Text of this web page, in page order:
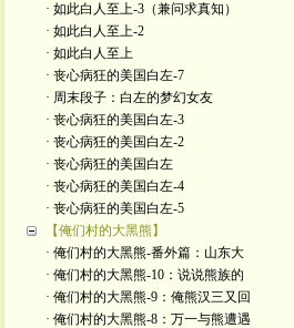
· 如此白人至上-3（兼问求真知）
· 如此白人至上-2
· 如此白人至上
· 丧心病狂的美国白左-7
· 周末段子：白左的梦幻女友
· 丧心病狂的美国白左-3
· 丧心病狂的美国白左-2
· 丧心病狂的美国白左
· 丧心病狂的美国白左-4
· 丧心病狂的美国白左-5
【俺们村的大黑熊】
· 俺们村的大黑熊-番外篇：山东大
· 俺们村的大黑熊-10：说说熊族的
· 俺们村的大黑熊-9：俺熊汉三又回
· 俺们村的大黑熊-8：万一与熊遭遇